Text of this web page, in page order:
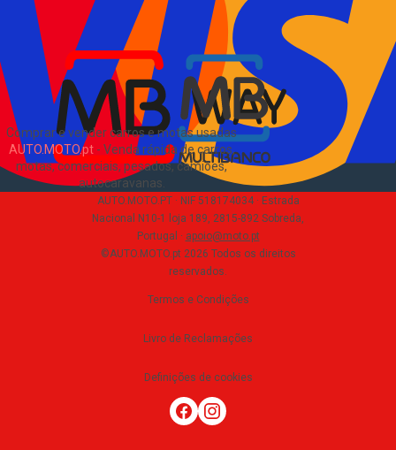
Comprar e vender carros e motas usadas
AUTO.MOTO.pt- Venda rápida de carros,
motas, comerciais, pesados, camiões,
autocaravanas
EN
Sobre Nós
AUTO.MOTO.PT · NIF 518174034 · Estrada
Nacional N10-1 loja 189, 2815-892 Sobreda,
Portugal · apoio@moto.pt
©AUTO.MOTO.pt 2026 Todos os direitos
reservados.
Termos e Condições
Livro de Reclamações
Definições de cookies